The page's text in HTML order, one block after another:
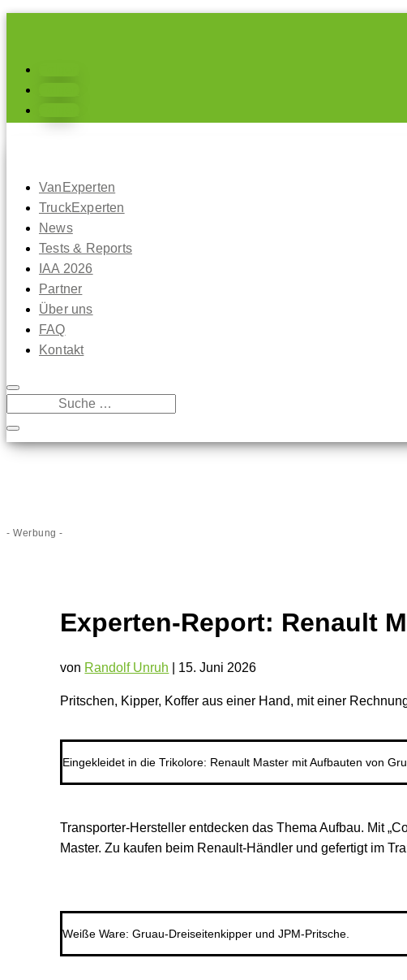
VanExperten
TruckExperten
News
Tests & Reports
IAA 2026
Partner
Über uns
FAQ
Kontakt
- Werbung -
Experten-Report: Renault
von Randolf Unruh 15. Juni 2026
Pritschen, Kipper, Koffer aus einer Hand, mit einer
Eingekleidet in die Trikolore: Renault Master mit Aufbauten von
Transporter-Hersteller entdecken das Thema Aufbau. Mit
Master. Zu kaufen beim Renault-Händler und gefertigt im
Weiße Ware: Gruau-Dreiseitenkipper und JPM-Pritsche.